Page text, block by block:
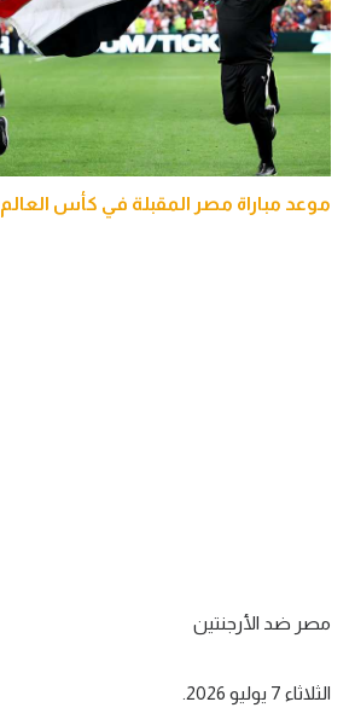
موعد مباراة مصر المقبلة في كأس العالم
مصر ضد الأرجنتين
الثلاثاء 7 يوليو 2026.